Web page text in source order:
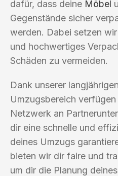
dafür, dass deine Möbel
Gegenstände sicher
werden. Dabei setzen
und hochwertiges
Schäden zu vermeiden.
Dank unserer
Umzugsbereich
Netzwerk an
dir eine schnelle und
deines Umzugs
bieten wir dir faire und
um dir die Planung